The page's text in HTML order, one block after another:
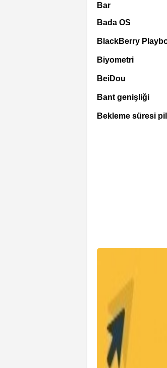
Bar
Bada OS
BlackBerry
Biyometri
BeiDou
Bant genişliği
Bekleme süresi